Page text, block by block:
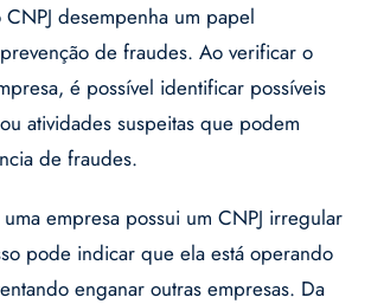
desempenha um papel
de fraudes. Ao verificar o
é possível identificar possíveis
atividades suspeitas que podem
de fraudes.
empresa possui um CNPJ irregular
pode indicar que ela está operando
enganar outras empresas. Da